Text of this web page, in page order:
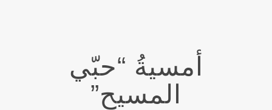
أمسيةُ “حبّي
المسيح”